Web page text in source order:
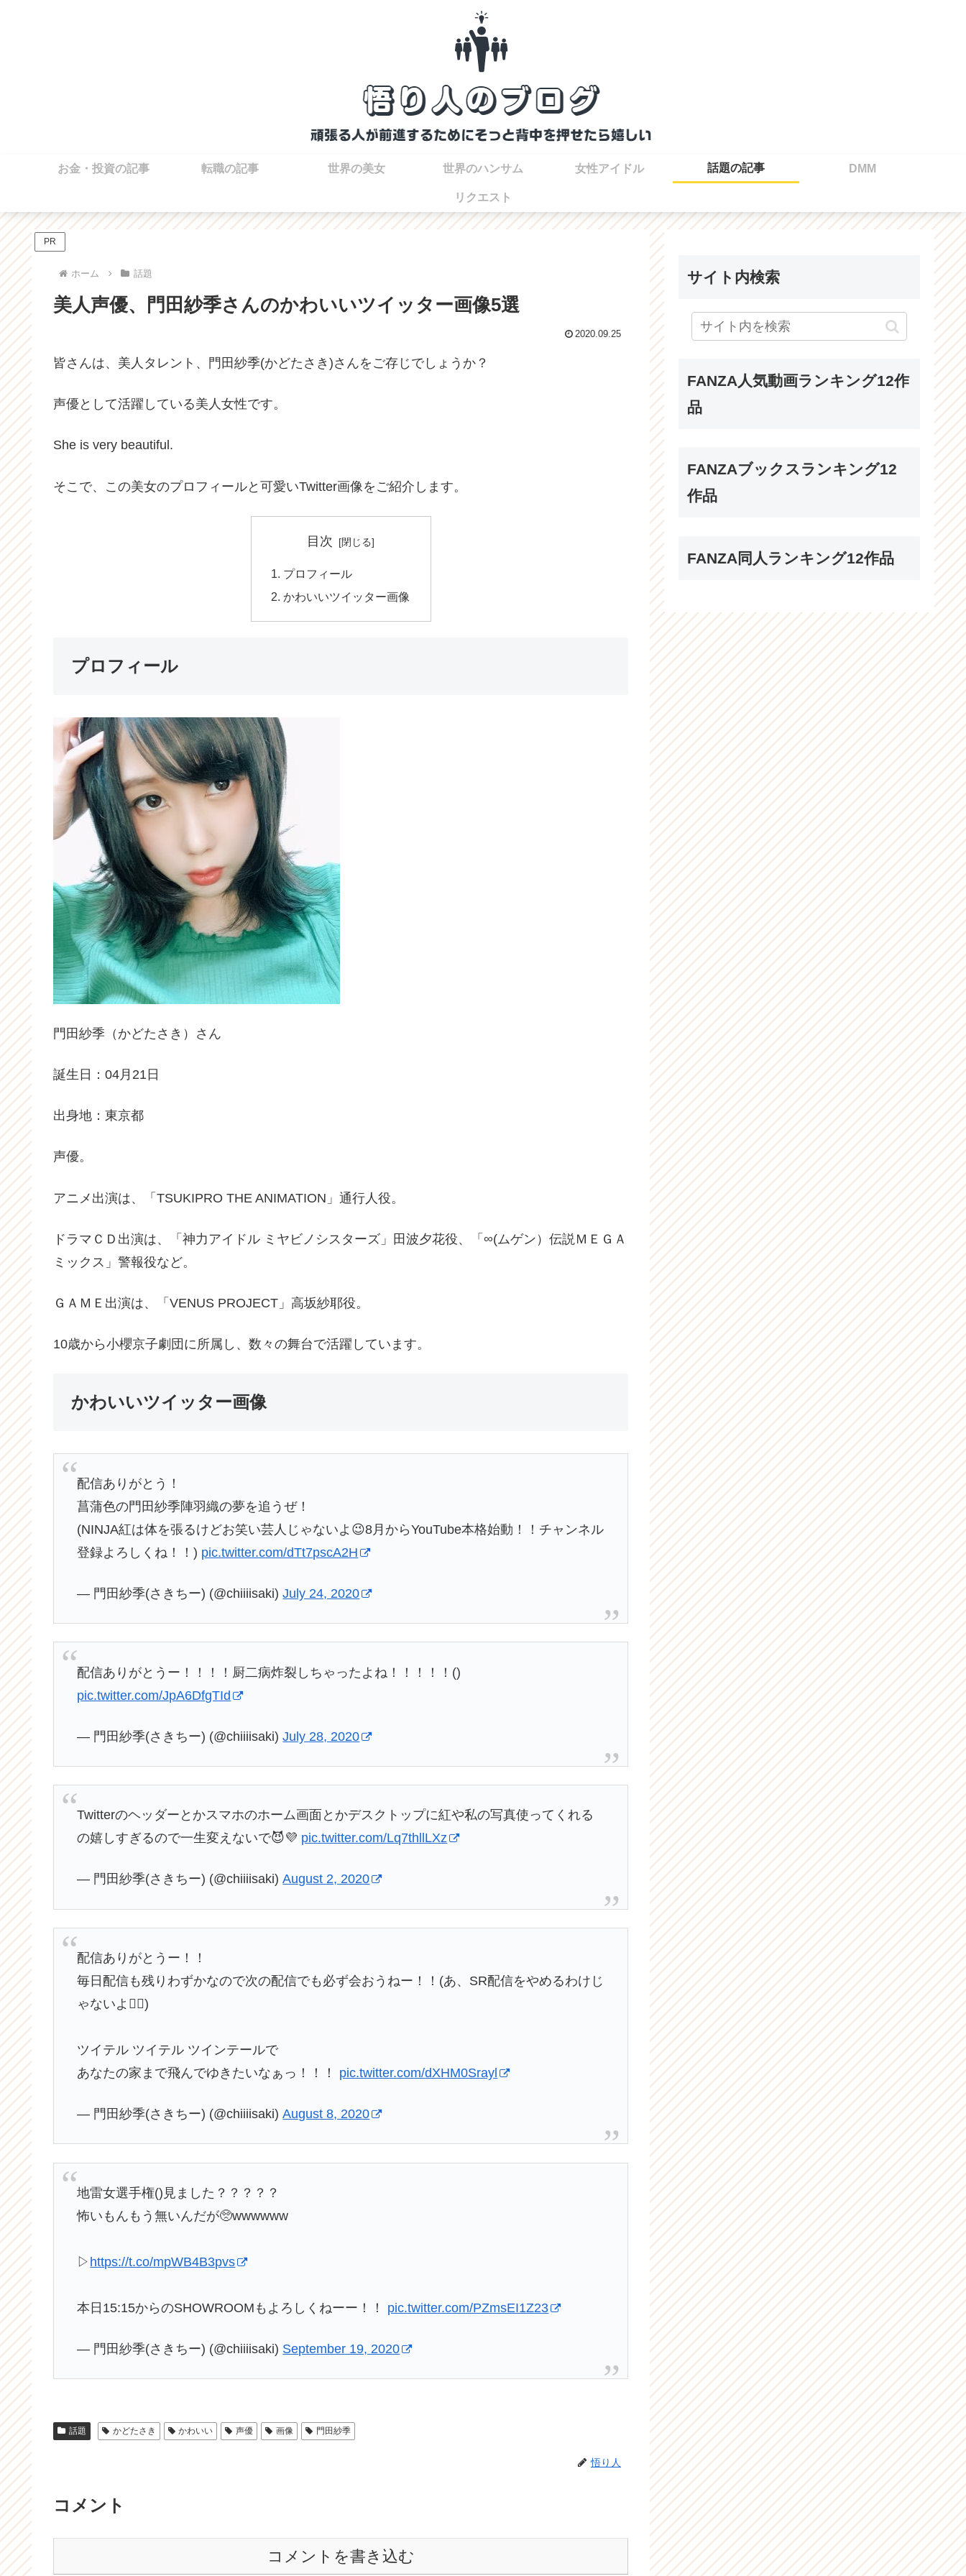
お金・投資の記事 転職の記事 世界の美女 世界のハンサム 女性アイドル 話題の記事 DMM
リクエスト
PR
ホーム 話題
美人声優、門田紗季さんのかわいいツイッター画像5選
2020.09.25
皆さんは、美人タレント、門田紗季(かどたさき)さんをご存じでしょうか？
声優として活躍している美人女性です。
She is very beautiful.
そこで、この美女のプロフィールと可愛いTwitter画像をご紹介します。
目次
プロフィール
かわいいツイッター画像
プロフィール
門田紗季（かどたさき）さん
誕生日：04月21日
出身地：東京都
声優。
アニメ出演は、「TSUKIPRO THE ANIMATION」通行人役。
ドラマＣＤ出演は、「神力アイドル ミヤビノシスターズ」田波夕花役、「∞(ムゲン）伝説ＭＥＧＡ
ミックス」警報役など。
ＧＡＭＥ出演は、「VENUS PROJECT」高坂紗耶役。
10歳から小櫻京子劇団に所属し、数々の舞台で活躍しています。
かわいいツイッター画像
配信ありがとう！
菖蒲色の門田紗季陣羽織の夢を追うぜ！
(NINJA紅は体を張るけどお笑い芸人じゃないよ😉8月からYouTube本格始動！！チャンネル
登録よろしくね！！) pic.twitter.com/dTt7pscA2H
— 門田紗季(さきちー) (@chiiiisaki)July 24, 2020
配信ありがとうー！！！！厨二病炸裂しちゃったよね！！！！！()
pic.twitter.com/JpA6DfgTId
— 門田紗季(さきちー) (@chiiiisaki)July 28, 2020
Twitterのヘッダーとかスマホのホーム画面とかデスクトップに紅や私の写真使ってくれる
の嬉しすぎるので一生変えないで😈💜 pic.twitter.com/Lq7thllLXz
— 門田紗季(さきちー) (@chiiiisaki)August 2, 2020
配信ありがとうー！！
毎日配信も残りわずかなので次の配信でも必ず会おうねー！！(あ、SR配信をやめるわけじ
ゃないよ🙆‍♀️)
ツイテル ツイテル ツインテールで
あなたの家まで飛んでゆきたいなぁっ！！！ pic.twitter.com/dXHM0Srayl
— 門田紗季(さきちー) (@chiiiisaki)August 8, 2020
地雷女選手権()見ました？？？？？
怖いもんもう無いんだが🥺wwwwww
▷ https://t.co/mpWB4B3pvs
本日15:15からのSHOWROOMもよろしくねーー！！ pic.twitter.com/PZmsEI1Z23
— 門田紗季(さきちー) (@chiiiisaki) September 19, 2020
話題 かどたさき かわいい 声優 画像 門田紗季
悟り人
コメント
コメントを書き込む
サイト内検索
FANZA人気動画ランキング12作
品
FANZAブックスランキング12
作品
FANZA同人ランキング12作品